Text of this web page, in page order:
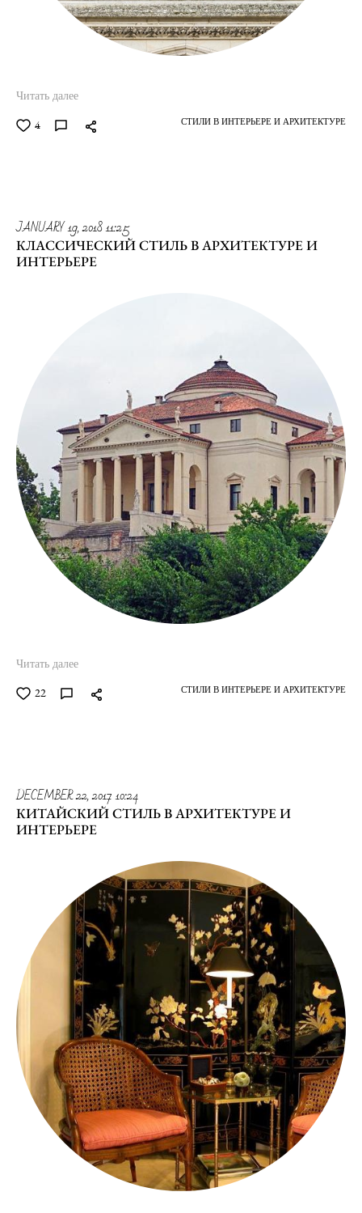
Читать далее
4 СТИЛИ В ИНТЕРЬЕРЕ И АРХИТЕКТУРЕ
Читать далее
22 СТИЛИ В ИНТЕРЬЕРЕ И АРХИТЕКТУРЕ
JANUARY 19, 2018 11:25
КЛАССИЧЕСКИЙ СТИЛЬ В АРХИТЕКТУРЕ И
ИНТЕРЬЕРЕ
DECEMBER 22, 2017 10:24
КИТАЙСКИЙ СТИЛЬ В АРХИТЕКТУРЕ И
ИНТЕРЬЕРЕ